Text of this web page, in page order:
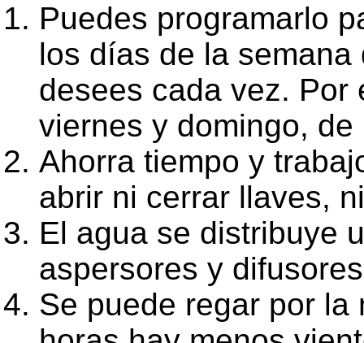
Puedes programarlo
los días de la
desees cada vez. Por
viernes y domingo,
Ahorra tiempo y
abrir ni cerrar llaves,
El agua se distribuye
aspersores y
Se puede regar por la